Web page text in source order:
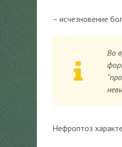
– исчезновение
Во
Нефроптоз